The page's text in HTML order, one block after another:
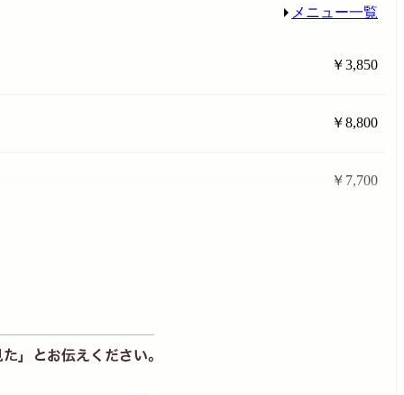
メニュー一覧
￥3,850
￥8,800
￥7,700